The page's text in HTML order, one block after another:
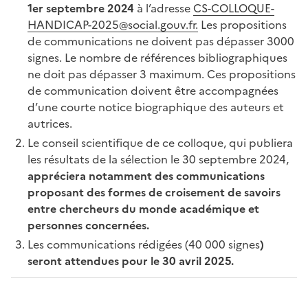
1er septembre 2024 à l’adresse CS-COLLOQUE-
HANDICAP-2025@social.gouv.fr. Les propositions
de communications ne doivent pas dépasser 3000
signes. Le nombre de références bibliographiques
ne doit pas dépasser 3 maximum. Ces propositions
de communication doivent être accompagnées
d’une courte notice biographique des auteurs et
autrices.
Le conseil scientifique de ce colloque, qui publiera
les résultats de la sélection le 30 septembre 2024,
appréciera notamment des communications
proposant des formes de croisement de savoirs
entre chercheurs du monde académique et
personnes concernées.
Les communications rédigées (40 000 signes)
seront attendues pour le 30 avril 2025.